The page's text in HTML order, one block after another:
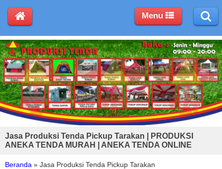
Jasa Produksi Tenda Pickup Tarakan | PRODUKSI
ANEKA TENDA MURAH | ANEKA TENDA ONLINE
Beranda » Jasa Produksi Tenda Pickup Tarakan
Menu